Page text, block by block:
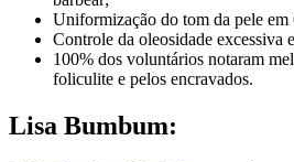
Uniformização do tom da pele em
Controle da oleosidade excessiva
100% dos voluntários notaram
foliculite e pelos encravados.
Lisa Bumbum: